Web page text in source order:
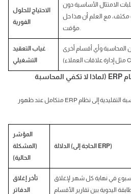
الاحتياج للحلول
الفورية
الامتثال الأساسية دون
مكثف، مع العلم أن هذا حل
غياب التعقيد
التشغيلي
المحاسبة وأي أقسام أخرى
علامات التحول الضرورية إلى نظام ERP (لماذا لا تكفي المحاسبة
يجب التفكير جديًا في الانتقال من المحاسبة التقليدية إلى نظام ERP متكامل عند ظهور
المؤشر
(المشكلة
الحالية)
الدلالة (الحاجة إلى ERP)
تأخر إغلاق
الدفاتر
في نهاية كل شهر لإغلاق